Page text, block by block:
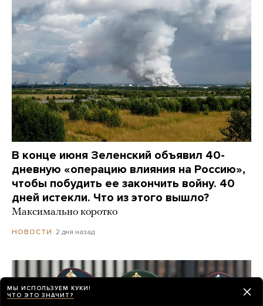
В конце июня Зеленский объявил 40-
дневную «операцию влияния на Россию»,
чтобы побудить ее закончить войну. 40
дней истекли. Что из этого вышло?
Максимально коротко
НОВОСТИ 2 дня назад
МЫ ИСПОЛЬЗУЕМ КУКИ!
ЧТО ЭТО ЗНАЧИТ?